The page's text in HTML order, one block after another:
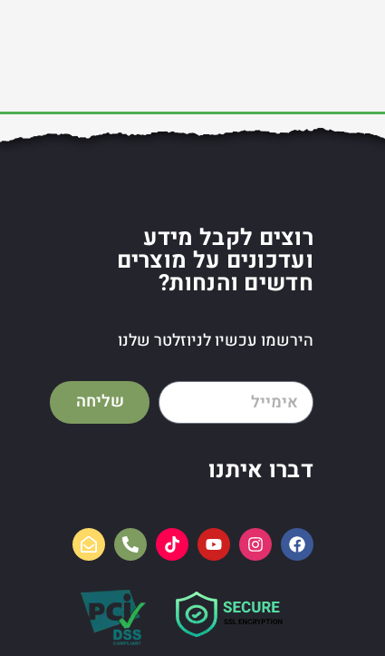
רוצים לקבל מידע
ועדכונים על מוצרים
חדשים והנחות?
הירשמו עכשיו לניוזלטר שלנו
שליחה
דברו איתנו